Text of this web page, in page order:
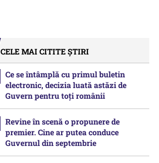
CELE MAI CITITE ȘTIRI
Ce se întâmplă cu primul buletin
electronic, decizia luată astăzi de
Guvern pentru toți românii
Revine în scenă o propunere de
premier. Cine ar putea conduce
Guvernul din septembrie